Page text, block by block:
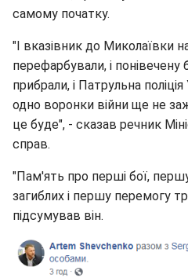
самому початку.
"І вказівник до Миколаївки
перефарбували, і понівечену
прибрали, і Патрульна
одно воронки війни ще не
це буде", - сказав речник
справ.
"Пам'ять про перші бої,
загиблих і першу перемогу
підсумував він.